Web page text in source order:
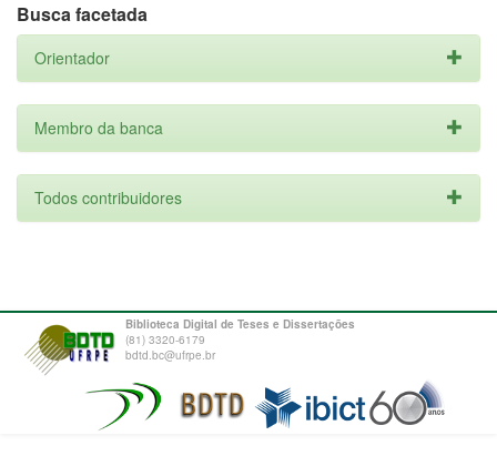
Busca facetada
Orientador
Membro da banca
Todos contribuidores
Biblioteca Digital de Teses e Dissertações
(81) 3320-6179
bdtd.bc@ufrpe.br